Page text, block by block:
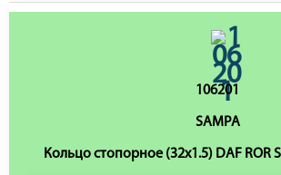
106201
SAMPA
Кольцо стопорное (32х1.5) DAF ROR